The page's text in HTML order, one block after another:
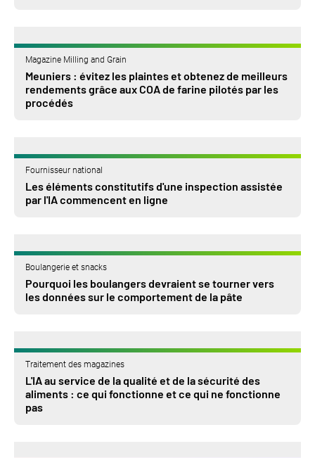
Magazine Milling and Grain
Meuniers : évitez les plaintes et obtenez de meilleurs
rendements grâce aux COA de farine pilotés par les
procédés
Fournisseur national
Les éléments constitutifs d'une inspection assistée
par l'IA commencent en ligne
Boulangerie et snacks
Pourquoi les boulangers devraient se tourner vers
les données sur le comportement de la pâte
Traitement des magazines
L'IA au service de la qualité et de la sécurité des
aliments : ce qui fonctionne et ce qui ne fonctionne
pas